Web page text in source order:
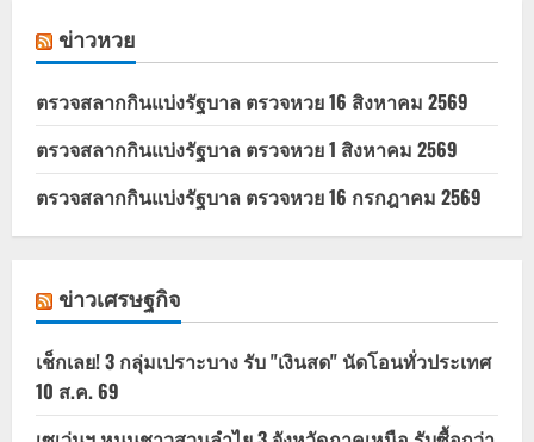
ข่าวหวย
ตรวจสลากกินแบ่งรัฐบาล ตรวจหวย 16 สิงหาคม 2569
ตรวจสลากกินแบ่งรัฐบาล ตรวจหวย 1 สิงหาคม 2569
ตรวจสลากกินแบ่งรัฐบาล ตรวจหวย 16 กรกฎาคม 2569
ข่าวเศรษฐกิจ
เช็กเลย! 3 กลุ่มเปราะบาง รับ "เงินสด" นัดโอนทั่วประเทศ
10 ส.ค. 69